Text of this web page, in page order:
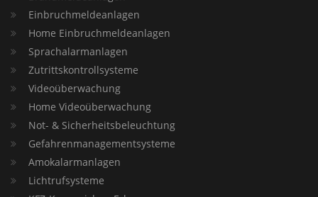
Einbruchmeldeanlagen
Home Einbruchmeldeanlagen
Sprachalarmanlagen
Zutrittskontrollsysteme
Videoüberwachung
Home Videoüberwachung
Not- & Sicherheitsbeleuchtung
Gefahrenmanagementsysteme
Amokalarmanlagen
Lichtrufsysteme